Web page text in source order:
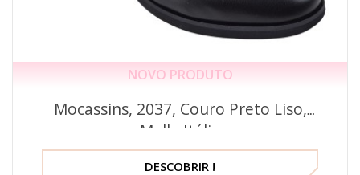
NOVO PRODUTO
Mocassins, 2037, Couro Preto Liso,
Mella Itália
DESCOBRIR !